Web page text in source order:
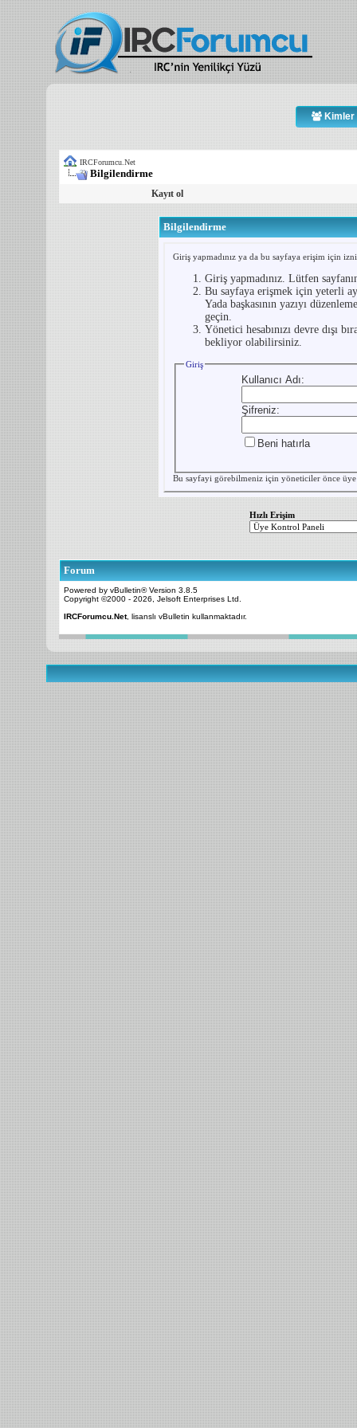
Kimler
IRCForumcu.Net
Bilgilendirme
Kayıt ol
Bilgilendirme
Giriş yapmadınız ya da bu sayfaya erişim için
Giriş yapmadınız. Lütfen
Bu sayfaya erişmek için yeterli
Yada başkasının yazıyı
geçin.
Yönetici hesabınızı devre dışı
bekliyor olabilirsiniz.
Giriş
Kullanıcı Adı:
Şifreniz:
Beni hatırla
Bu sayfayi görebilmeniz için yöneticiler önce üye
Hızlı Erişim
Forum
Powered by vBulletin® Version 3.8.5
Copyright ©2000 - 2026, Jelsoft Enterprises Ltd.
IRCForumcu.Net, lisanslı vBulletin kullanmaktadır.